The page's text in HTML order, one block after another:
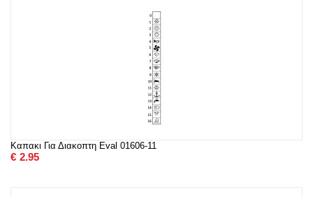
Καπακι Για Διακοπτη Eval 01606-11
€ 2.95